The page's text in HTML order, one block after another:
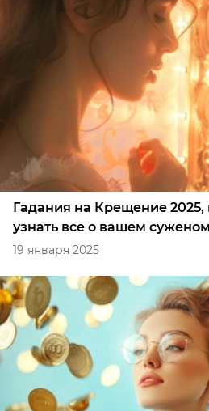
Гадания на Крещение 2025,
узнать все о вашем суженом
19 января 2025